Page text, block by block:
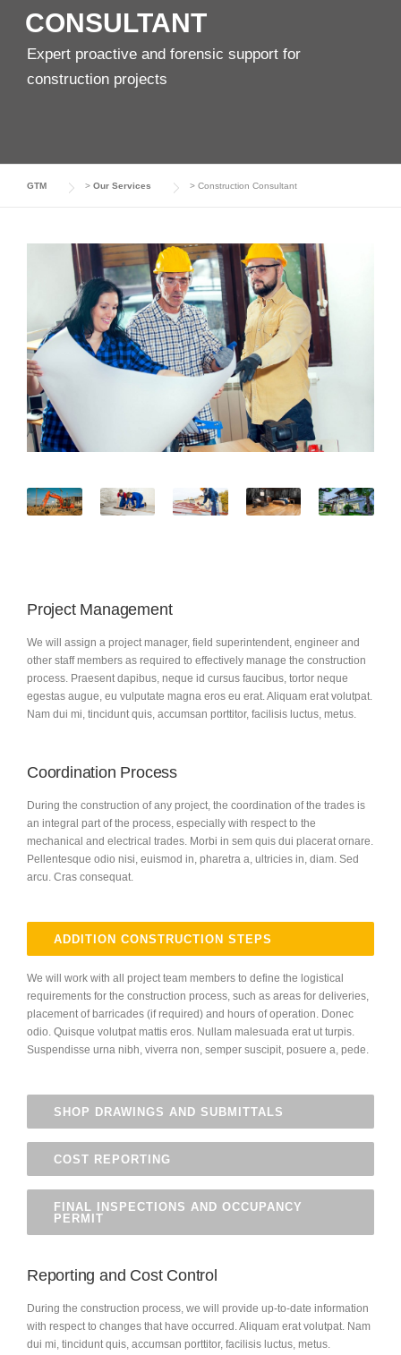
CONSULTANT
Expert proactive and forensic support for
construction projects
GTM > Our Services > Construction Consultant
Project Management
We will assign a project manager, field superintendent, engineer and
other staff members as required to effectively manage the construction
process. Praesent dapibus, neque id cursus faucibus, tortor neque
egestas augue, eu vulputate magna eros eu erat. Aliquam erat volutpat.
Nam dui mi, tincidunt quis, accumsan porttitor, facilisis luctus, metus.
Coordination Process
During the construction of any project, the coordination of the trades is
an integral part of the process, especially with respect to the
mechanical and electrical trades. Morbi in sem quis dui placerat ornare.
Pellentesque odio nisi, euismod in, pharetra a, ultricies in, diam. Sed
arcu. Cras consequat.
ADDITION CONSTRUCTION STEPS
We will work with all project team members to define the logistical
requirements for the construction process, such as areas for deliveries,
placement of barricades (if required) and hours of operation. Donec
odio. Quisque volutpat mattis eros. Nullam malesuada erat ut turpis.
Suspendisse urna nibh, viverra non, semper suscipit, posuere a, pede.
SHOP DRAWINGS AND SUBMITTALS
COST REPORTING
FINAL INSPECTIONS AND OCCUPANCY
PERMIT
Reporting and Cost Control
During the construction process, we will provide up-to-date information
with respect to changes that have occurred. Aliquam erat volutpat. Nam
dui mi, tincidunt quis, accumsan porttitor, facilisis luctus, metus.